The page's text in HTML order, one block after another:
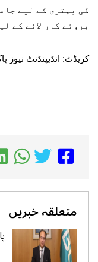
کی بہتری کے لیے
بروئے کار لانے کے
کریڈٹ: انڈیپنڈنٹ نیوز
متعلقہ خبریں